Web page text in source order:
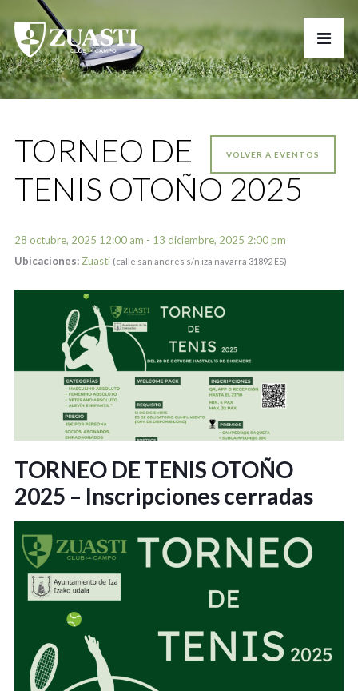
VOLVER A EVENTOS
TORNEO DE
TENIS OTOÑO 2025
28 octubre, 2025 12:00 am - 13 diciembre, 2025 2:00 pm
Ubicaciones: Zuasti (calle san andres s/n iza navarra 31892 ES)
TORNEO DE TENIS OTOÑO
2025 – Inscripciones cerradas